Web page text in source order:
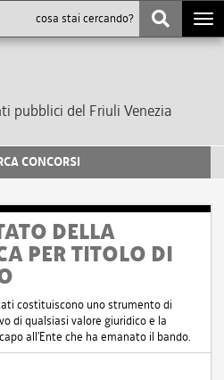
pubblici del Friuli Venezia
CONCORSI
DELLA
PER TITOLO DI
costituiscono uno strumento di
di qualsiasi valore giuridico e la
all'Ente che ha emanato il bando.